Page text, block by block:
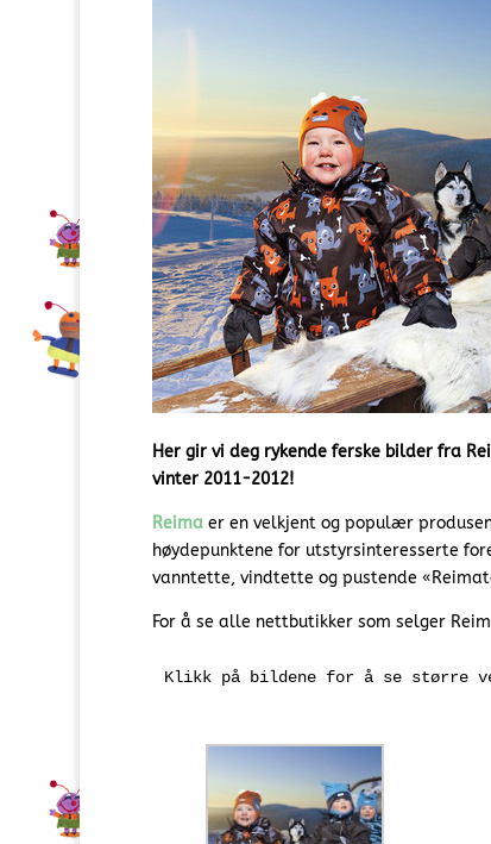
Her gir vi deg rykende ferske bilder fra
vinter 2011-2012!
Reimaer en velkjent og populær
høydepunktene for utstyrsinteresserte
vanntette, vindtette og pustende
For å se alle nettbutikker som selger
Klikk på bildene for å se større